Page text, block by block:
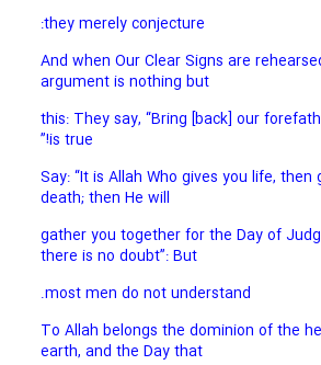
they merely conjecture:
25. And when Our Clear Signs are
argument is nothing but
this: They say, “Bring [back] our
is true!”
26. Say: “It is Allah Who gives you life,
death; then He will
gather you together for the Day of
there is no doubt”: But
most men do not understand.
27. To Allah belongs the dominion of the
earth, and the Day that